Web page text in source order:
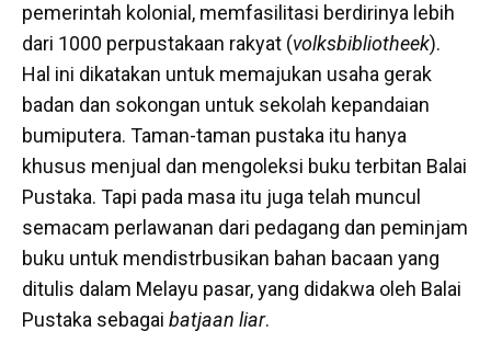
pemerintah kolonial, memfasilitasi berdirinya lebih
dari 1000 perpustakaan rakyat (volksbibliotheek).
Hal ini dikatakan untuk memajukan usaha gerak
badan dan sokongan untuk sekolah kepandaian
bumiputera. Taman-taman pustaka itu hanya
khusus menjual dan mengoleksi buku terbitan Balai
Pustaka. Tapi pada masa itu juga telah muncul
semacam perlawanan dari pedagang dan peminjam
buku untuk mendistrbusikan bahan bacaan yang
ditulis dalam Melayu pasar, yang didakwa oleh Balai
Pustaka sebagai batjaan liar.